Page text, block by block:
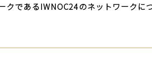
クであるIWNOC24のネットワーク